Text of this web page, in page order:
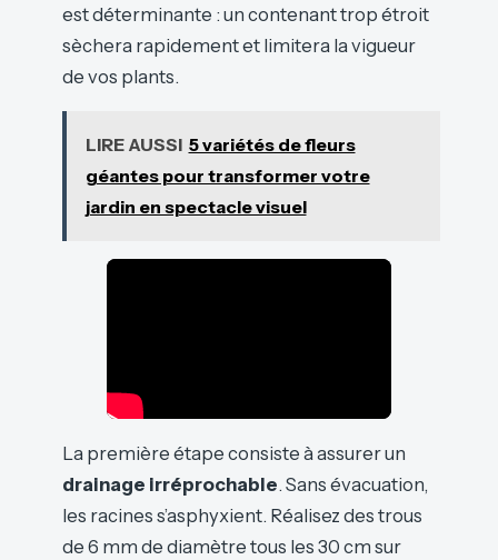
est déterminante : un contenant trop étroit
sèchera rapidement et limitera la vigueur
de vos plants.
LIRE AUSSI 5 variétés de fleurs
géantes pour transformer votre
jardin en spectacle visuel
La première étape consiste à assurer un
drainage irréprochable. Sans évacuation,
les racines s’asphyxient. Réalisez des trous
de 6 mm de diamètre tous les 30 cm sur